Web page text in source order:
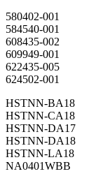
580402-001
584540-001
608435-002
609949-001
622435-005
624502-001
HSTNN-BA18
HSTNN-CA18
HSTNN-DA17
HSTNN-DA18
HSTNN-LA18
NA0401WBB